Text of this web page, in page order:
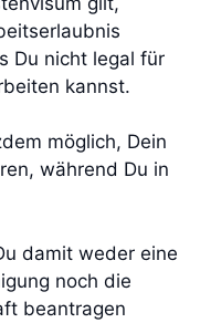
Du nicht legal für
kannst.
möglich, Dein
während Du in
damit weder eine
noch die
beantragen